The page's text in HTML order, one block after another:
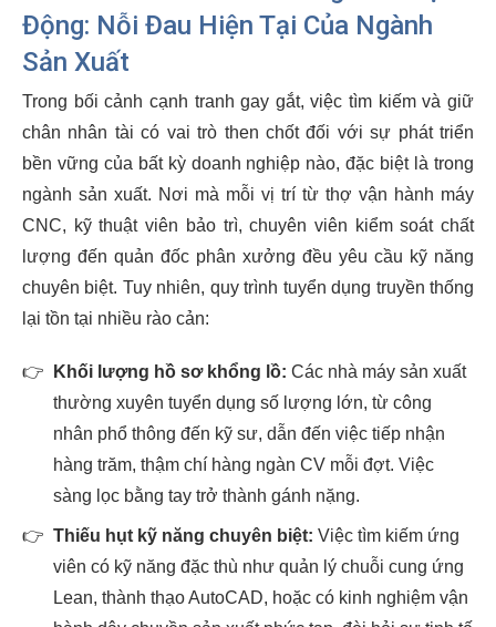
Động: Nỗi Đau Hiện Tại Của Ngành
Sản Xuất
Trong bối cảnh cạnh tranh gay gắt, việc tìm kiếm và giữ
chân nhân tài có vai trò then chốt đối với sự phát triển
bền vững của bất kỳ doanh nghiệp nào, đặc biệt là trong
ngành sản xuất. Nơi mà mỗi vị trí từ thợ vận hành máy
CNC, kỹ thuật viên bảo trì, chuyên viên kiểm soát chất
lượng đến quản đốc phân xưởng đều yêu cầu kỹ năng
chuyên biệt. Tuy nhiên, quy trình tuyển dụng truyền thống
lại tồn tại nhiều rào cản:
👉 Khối lượng hồ sơ khổng lồ: Các nhà máy sản xuất
thường xuyên tuyển dụng số lượng lớn, từ công
nhân phổ thông đến kỹ sư, dẫn đến việc tiếp nhận
hàng trăm, thậm chí hàng ngàn CV mỗi đợt. Việc
sàng lọc bằng tay trở thành gánh nặng.
👉 Thiếu hụt kỹ năng chuyên biệt: Việc tìm kiếm ứng
viên có kỹ năng đặc thù như quản lý chuỗi cung ứng
Lean, thành thạo AutoCAD, hoặc có kinh nghiệm vận